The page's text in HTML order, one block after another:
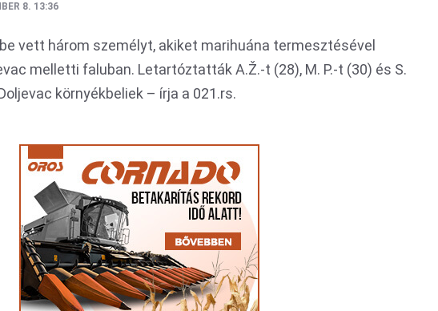
8. 13:36
vett három személyt, akiket marihuána termesztésével
melletti faluban. Letartóztatták A.Ž.-t (28), M. P.-t (30) és S.
környékbeliek – írja a 021.rs.